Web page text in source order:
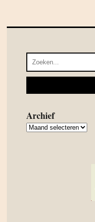
Archief
Archief